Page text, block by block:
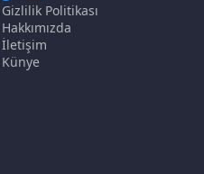
Gizlilik Politikası
Hakkımızda
İletişim
Künye